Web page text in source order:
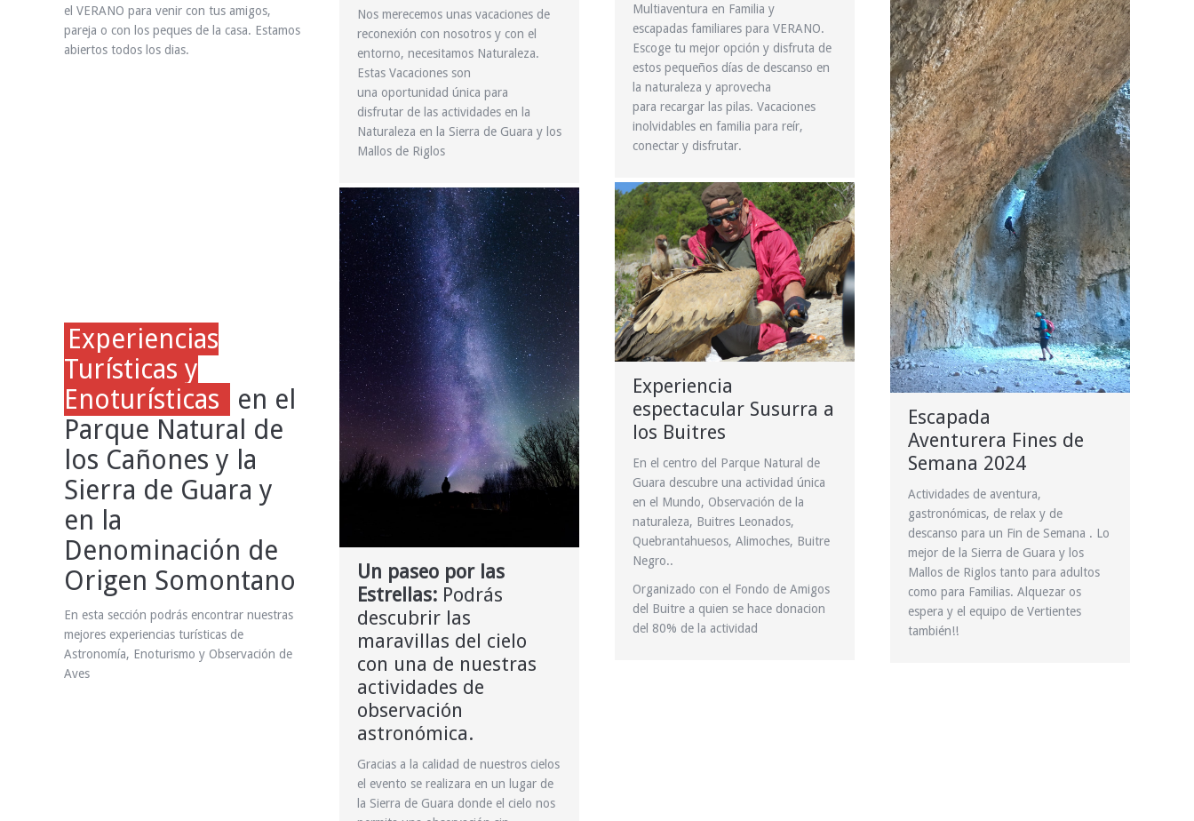
el VERANO para venir con tus amigos,
pareja o con los peques de la casa. Estamos
abiertos todos los dias.
Experiencias
Turísticas y
Enoturísticas
en el
Parque Natural de
los Cañones y la
Sierra de Guara y
en la
Denominación de
Origen Somontano
En esta sección podrás encontrar nuestras
mejores experiencias turísticas de
Astronomía, Enoturismo y Observación de
Aves
Nos merecemos unas vacaciones de
reconexión con nosotros y con el
entorno, necesitamos Naturaleza.
Estas Vacaciones son
una oportunidad única para
disfrutar de las actividades en la
Naturaleza en la Sierra de Guara y los
Mallos de Riglos
Un paseo por las
Estrellas: Podrás
descubrir las
maravillas del cielo
con una de nuestras
actividades de
observación
astronómica.
Gracias a la calidad de nuestros cielos
el evento se realizara en un lugar de
la Sierra de Guara donde el cielo nos
Multiaventura en Familia y
escapadas familiares para VERANO.
Escoge tu mejor opción y disfruta de
estos pequeños días de descanso en
la naturaleza y aprovecha
para recargar las pilas. Vacaciones
inolvidables en familia para reír,
conectar y disfrutar.
Experiencia
espectacular Susurra a
los Buitres
En el centro del Parque Natural de
Guara descubre una actividad única
en el Mundo, Observación de la
naturaleza, Buitres Leonados,
Quebrantahuesos, Alimoches, Buitre
Negro..
Organizado con el Fondo de Amigos
del Buitre a quien se hace donacion
del 80% de la actividad
Escapada
Aventurera Fines de
Semana 2024
Actividades de aventura,
gastronómicas, de relax y de
descanso para un Fin de Semana . Lo
mejor de la Sierra de Guara y los
Mallos de Riglos tanto para adultos
como para Familias. Alquezar os
espera y el equipo de Vertientes
también!!